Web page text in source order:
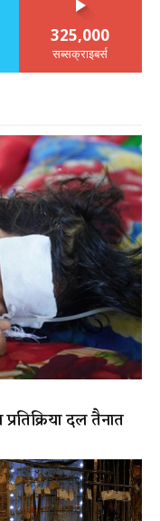
325,000
सब्सक्राइबर्स
दल तैनात